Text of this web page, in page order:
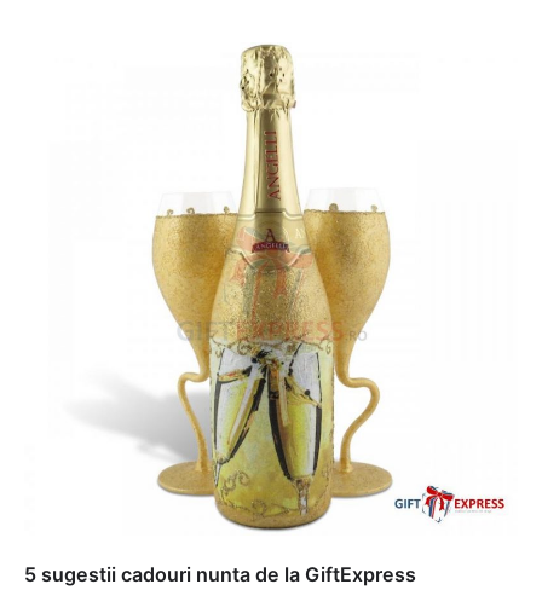
5 sugestii cadouri nunta de la GiftExpress